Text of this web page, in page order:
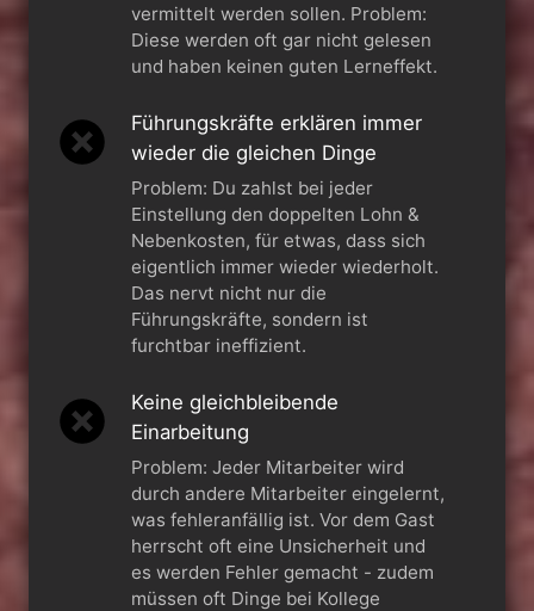
vermittelt werden sollen. Problem:
Diese werden oft gar nicht gelesen
und haben keinen guten Lerneffekt.
Führungskräfte erklären immer
wieder die gleichen Dinge
Problem: Du zahlst bei jeder
Einstellung den doppelten Lohn &
Nebenkosten, für etwas, dass sich
eigentlich immer wieder wiederholt.
Das nervt nicht nur die
Führungskräfte, sondern ist
furchtbar ineffizient.
Keine gleichbleibende
Einarbeitung
Problem: Jeder Mitarbeiter wird
durch andere Mitarbeiter eingelernt,
was fehleranfällig ist. Vor dem Gast
herrscht oft eine Unsicherheit und
es werden Fehler gemacht - zudem
müssen oft Dinge bei Kollege